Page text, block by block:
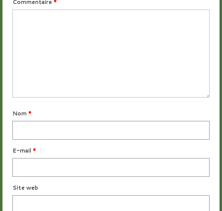
Commentaire *
Nom *
E-mail *
Site web